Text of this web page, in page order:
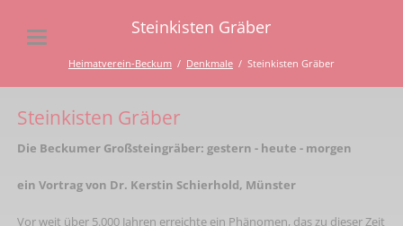
Steinkisten Gräber
Heimatverein-Beckum Denkmale Steinkisten Gräber
Steinkisten Gräber
Die Beckumer Großsteingräber: gestern - heute - morgen
ein Vortrag von Dr. Kerstin Schierhold, Münster
Vor weit über 5.000 Jahren erreichte ein Phänomen, das zu dieser Zeit